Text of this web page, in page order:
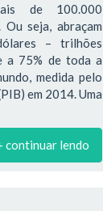
de 100.000
seja, abraçam
– trilhões
a 75% de toda a
medida pelo
em 2014. Uma
continuar lendo